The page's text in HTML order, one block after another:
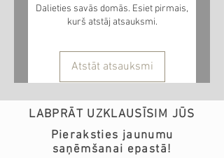
Dalieties savās domās. Esiet pirmais,
kurš atstāj atsauksmi.
Atstāt atsauksmi
LABPRĀT UZKLAUSĪSIM JŪS
Pieraksties jaunumu
saņēmšanai epastā!